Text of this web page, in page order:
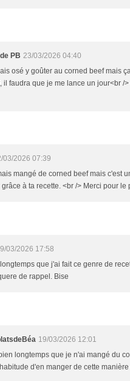
PB 23/03/2026 04:40
osé y goûter au corned beef mais
il faudra que je me lance un jour<br /
03/2026 07:39
mangé de corned beef mais c'est
à ta recette. <br /> Merci pour le
03/2026 17:58
que j'ai fait ce genre de
de rappel. Bise
19/03/2026 12:01
longtemps que je n'ai mangé du
d'en manger de cette